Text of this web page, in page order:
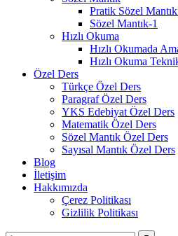
Pratik Sözel
Sözel Mantık-1
Hızlı Okuma
Hızlı Okumada
Hızlı Okuma
Özel Ders
Türkçe Özel Ders
Paragraf Özel Ders
YKS Edebiyat Özel Ders
Matematik Özel Ders
Sözel Mantık Özel Ders
Sayısal Mantık Özel Ders
Blog
İletişim
Hakkımızda
Çerez Politikası
Gizlilik Politikası